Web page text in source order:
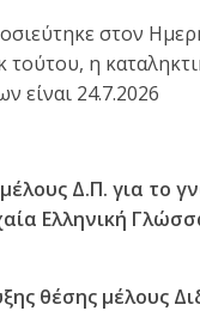
στον
τούτου, η
είναι 24.7.2026
Δ.Π. για το
Ελληνική
θέσης μέλους